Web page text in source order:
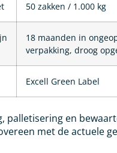
50 zakken / 1.000 kg
18 maanden in
verpakking, droog
Excell Green Label
palletisering en
met de actuele